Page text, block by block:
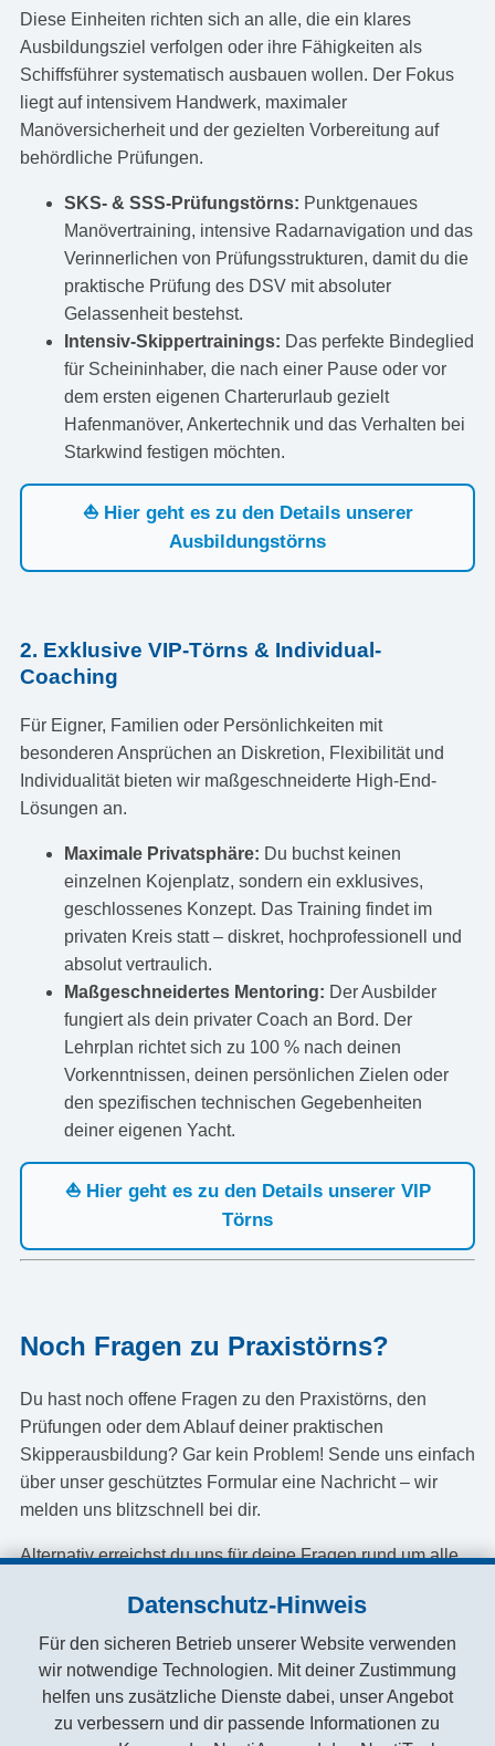
Datenschutz-Hinweis
Für den sicheren Betrieb unserer Website verwenden
wir notwendige Technologien. Mit deiner Zustimmung
helfen uns zusätzliche Dienste dabei, unser Angebot
zu verbessern und dir passende Informationen zu
Diese Einheiten richten sich an alle, die ein klares
Ausbildungsziel verfolgen oder ihre Fähigkeiten als
Schiffsführer systematisch ausbauen wollen. Der Fokus
liegt auf intensivem Handwerk, maximaler
Manöversicherheit und der gezielten Vorbereitung auf
behördliche Prüfungen.
SKS- & SSS-Prüfungstörns: Punktgenaues
Manövertraining, intensive Radarnavigation und das
Verinnerlichen von Prüfungsstrukturen, damit du die
praktische Prüfung des DSV mit absoluter
Gelassenheit bestehst.
Intensiv-Skippertrainings: Das perfekte Bindeglied
für Scheininhaber, die nach einer Pause oder vor
dem ersten eigenen Charterurlaub gezielt
Hafenmanöver, Ankertechnik und das Verhalten bei
Starkwind festigen möchten.
⛵ Hier geht es zu den Details unserer
Ausbildungstörns
2. Exklusive VIP-Törns & Individual-
Coaching
Für Eigner, Familien oder Persönlichkeiten mit
besonderen Ansprüchen an Diskretion, Flexibilität und
Individualität bieten wir maßgeschneiderte High-End-
Lösungen an.
Maximale Privatsphäre: Du buchst keinen
einzelnen Kojenplatz, sondern ein exklusives,
geschlossenes Konzept. Das Training findet im
privaten Kreis statt – diskret, hochprofessionell und
absolut vertraulich.
Maßgeschneidertes Mentoring: Der Ausbilder
fungiert als dein privater Coach an Bord. Der
Lehrplan richtet sich zu 100 % nach deinen
Vorkenntnissen, deinen persönlichen Zielen oder
den spezifischen technischen Gegebenheiten
deiner eigenen Yacht.
⛵ Hier geht es zu den Details unserer VIP
Törns
Noch Fragen zu Praxistörns?
Du hast noch offene Fragen zu den Praxistörns, den
Prüfungen oder dem Ablauf deiner praktischen
Skipperausbildung? Gar kein Problem! Sende uns einfach
über unser geschütztes Formular eine Nachricht – wir
melden uns blitzschnell bei dir.
Alternativ erreichst du uns für deine Fragen rund um alle
Geschützte Kontaktaufnahme versenden